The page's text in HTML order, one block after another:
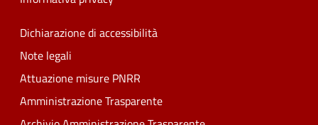
Dichiarazione di accessibilità
Note legali
Attuazione misure PNRR
Amministrazione Trasparente